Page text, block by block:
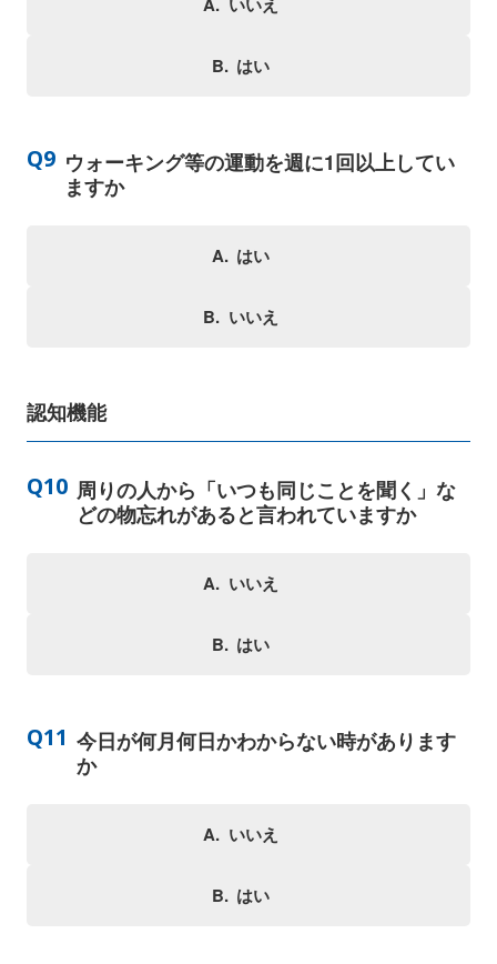
はい
ウォーキング等の運動を週に1回以上してい
ますか
はい
いいえ
認知機能
周りの人から「いつも同じことを聞く」な
どの物忘れがあると言われていますか
いいえ
はい
今日が何月何日かわからない時があります
か
いいえ
はい